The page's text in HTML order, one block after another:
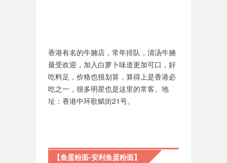
香港有名的牛腩店，常年排队，清汤牛腩
最受欢迎，加入白萝卜味道更加可口，好
吃料足，价格也很划算，算得上是香港必
吃之一，很多明星也是这里的常客。地
址：香港中环歌赋街21号。
【鱼蛋粉面-安利鱼蛋粉面】